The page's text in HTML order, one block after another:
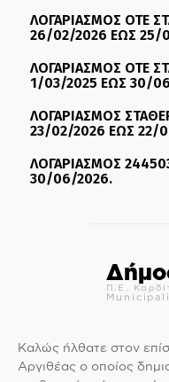
ΛΟΓΑΡΙΑΣΜΟΣ ΟΤΕ
26/02/2026 ΕΩΣ 25/
ΛΟΓΑΡΙΑΣΜΟΣ ΟΤΕ
1/03/2025 ΕΩΣ 30/
ΛΟΓΑΡΙΑΣΜΟΣ
23/02/2026 ΕΩΣ 22/
ΛΟΓΑΡΙΑΣΜΟΣ
30/06/2026.
Π.Ε.
Καλώς ήλθατε στον
Αργιθέας ο οποίος